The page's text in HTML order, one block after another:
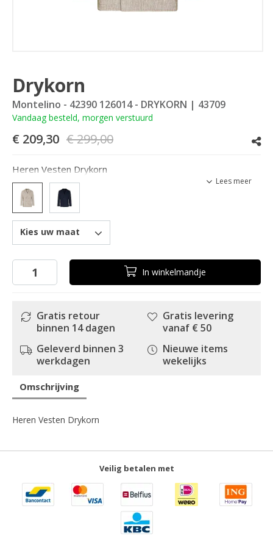
Drykorn
Montelino - 42390 126014 - DRYKORN | 43709
Vandaag besteld, morgen verstuurd
€ 299,00
€ 209,30
Heren Vesten Drykorn
Lees meer
Kies uw maat
In winkelmandje
Gratis retour
binnen 14 dagen
Geleverd binnen 3
werkdagen
Gratis levering
vanaf € 50
Nieuwe items
wekelijks
Omschrijving
Heren Vesten Drykorn
Veilig betalen met